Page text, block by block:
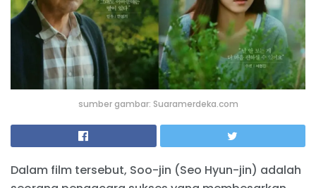
sumber gambar: Suaramerdeka.com
Dalam film tersebut, Soo-jin (Seo Hyun-jin) adalah